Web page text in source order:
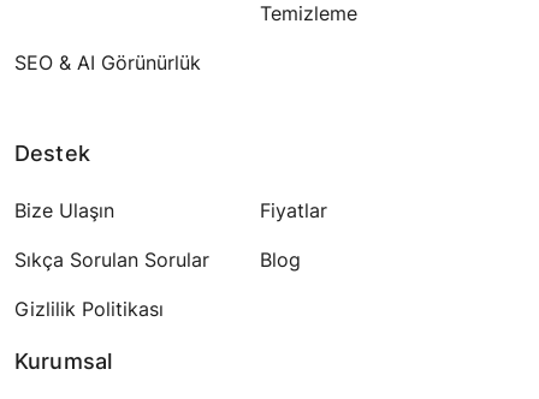
Temizleme
SEO & AI Görünürlük
Destek
Bize Ulaşın Fiyatlar
Sıkça Sorulan Sorular Blog
Gizlilik Politikası
Kurumsal